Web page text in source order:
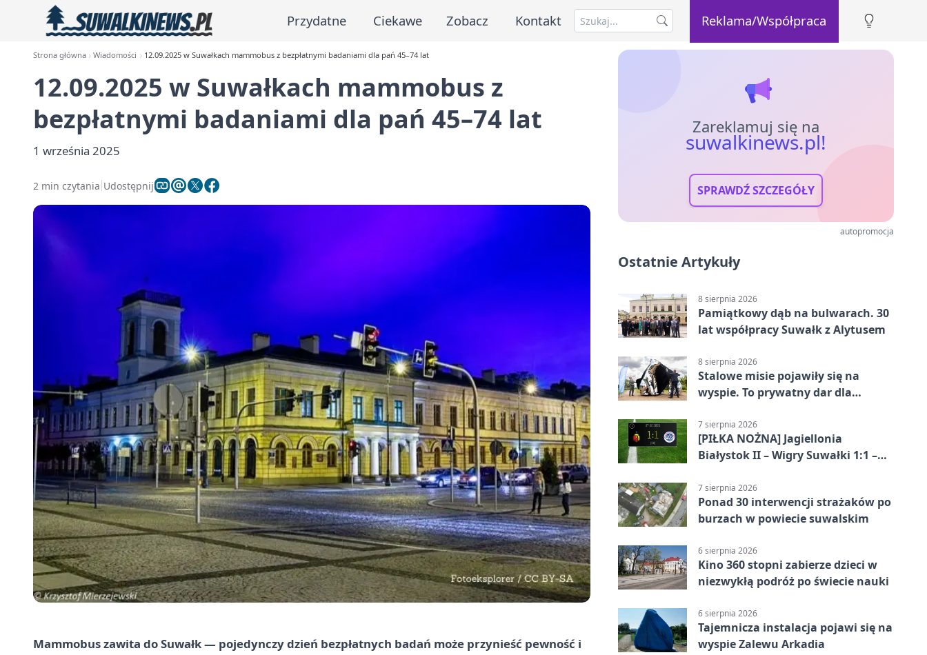
Przydatne Ciekawe Zobacz Kontakt Reklama/Współpraca
Strona główna Wiadomości 12.09.2025 w Suwałkach mammobus z bezpłatnymi badaniami dla pań 45–74 lat
12.09.2025 w Suwałkach mammobus z
bezpłatnymi badaniami dla pań 45–74 lat
1 września 2025
2 min czytania Udostępnij
Mammobus zawita do Suwałk — pojedynczy dzień bezpłatnych badań może przynieść pewność i
Zareklamuj się na
suwalkinews.pl!
SPRAWDŹ SZCZEGÓŁY
autopromocja
Ostatnie Artykuły
8 sierpnia 2026
Pamiątkowy dąb na bulwarach. 30
lat współpracy Suwałk z Alytusem
8 sierpnia 2026
Stalowe misie pojawiły się na
wyspie. To prywatny dar dla
7 sierpnia 2026
[PIŁKA NOŻNA] Jagiellonia
Białystok II – Wigry Suwałki 1:1 –
7 sierpnia 2026
Ponad 30 interwencji strażaków po
burzach w powiecie suwalskim
6 sierpnia 2026
Kino 360 stopni zabierze dzieci w
niezwykłą podróż po świecie nauki
6 sierpnia 2026
Tajemnicza instalacja pojawi się na
wyspie Zalewu Arkadia